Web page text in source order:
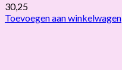
30,25
Toevoegen aan winkelwagen